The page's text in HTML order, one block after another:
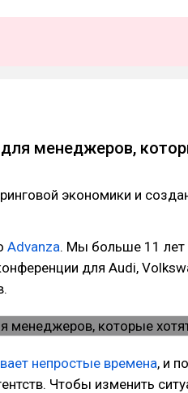
менеджеров,
экономики и
Advanza. Мы больше 11 лет
для Audi,
непростые времена, и
Чтобы изменить